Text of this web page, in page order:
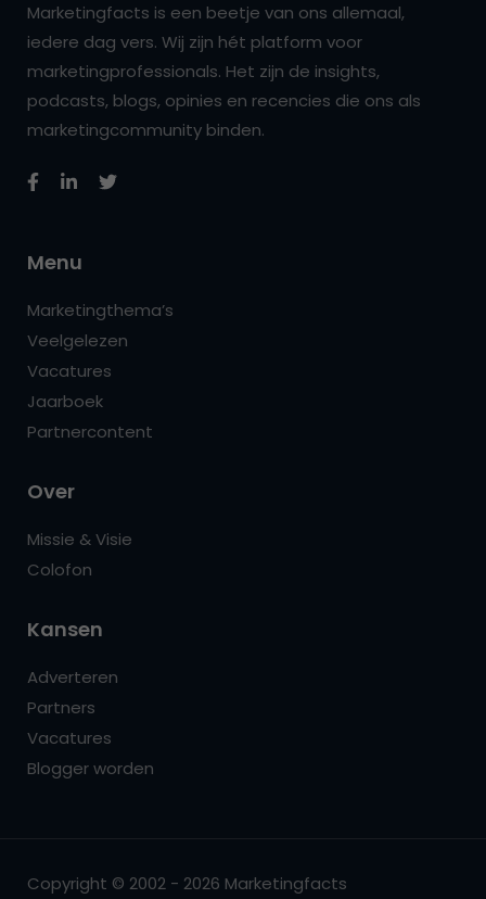
Marketingfacts is een beetje van ons allemaal,
iedere dag vers. Wij zijn hét platform voor
marketingprofessionals. Het zijn de insights,
podcasts, blogs, opinies en recencies die ons als
marketingcommunity binden.
Menu
Marketingthema’s
Veelgelezen
Vacatures
Jaarboek
Partnercontent
Over
Missie & Visie
Colofon
Kansen
Adverteren
Partners
Vacatures
Blogger worden
Copyright © 2002 - 2026 Marketingfacts